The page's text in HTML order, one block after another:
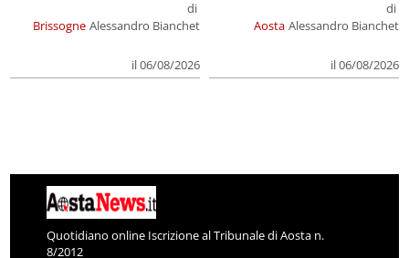
Brissogne
di
Alessandro Bianchet
il 06/08/2026
Aosta
di
Alessandro Bianchet
il 06/08/2026
Quotidiano online Iscrizione al Tribunale di Aosta n.
8/2012